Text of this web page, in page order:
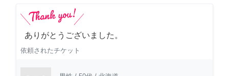
ありがとうございました。
依頼されたチケット